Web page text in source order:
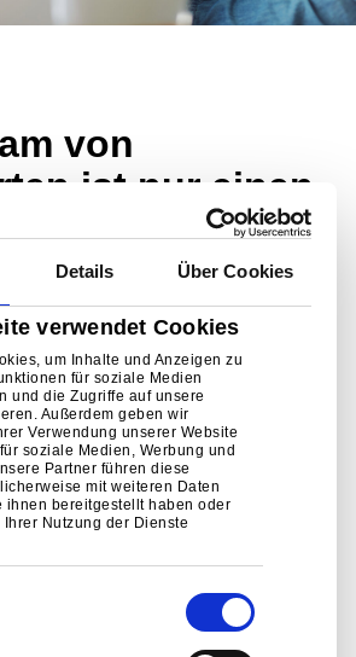
Details Über Cookies
verwendet Cookies
um Inhalte und Anzeigen zu
für soziale Medien
und die Zugriffe auf unsere
Außerdem geben wir
Verwendung unserer Website
soziale Medien, Werbung und
Partner führen diese
mit weiteren Daten
ihnen bereitgestellt haben oder
Nutzung der Dienste
von
ist nur einen
und steht
online zur
um Ihnen bei
allen Aspekten
der
der
und der
von Metall in der
Umwelt zu